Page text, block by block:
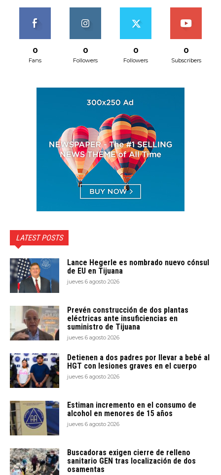
0
Fans
0
Followers
0
Followers
0
Subscribers
LATEST POSTS
Lance Hegerle es nombrado nuevo cónsul
de EU en Tijuana
jueves 6 agosto 2026
Prevén construcción de dos plantas
eléctricas ante insuficiencias en
suministro de Tijuana
jueves 6 agosto 2026
Detienen a dos padres por llevar a bebé al
HGT con lesiones graves en el cuerpo
jueves 6 agosto 2026
Estiman incremento en el consumo de
alcohol en menores de 15 años
jueves 6 agosto 2026
Buscadoras exigen cierre de relleno
sanitario GEN tras localización de dos
osamentas